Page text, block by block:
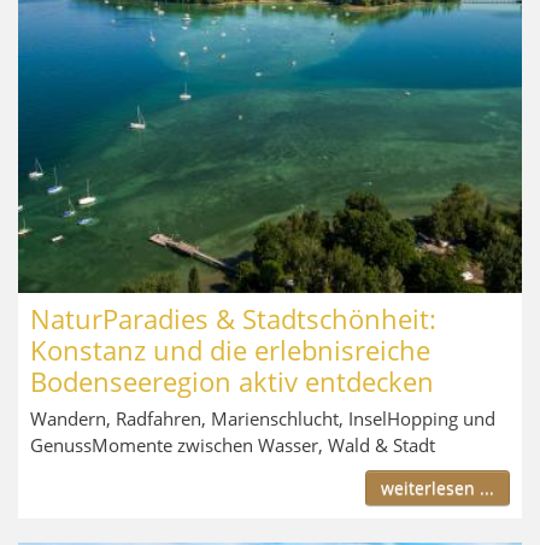
NaturParadies & Stadtschönheit:
Konstanz und die erlebnisreiche
Bodenseeregion aktiv entdecken
Wandern, Radfahren, Marienschlucht, InselHopping und
GenussMomente zwischen Wasser, Wald & Stadt
weiterlesen ...